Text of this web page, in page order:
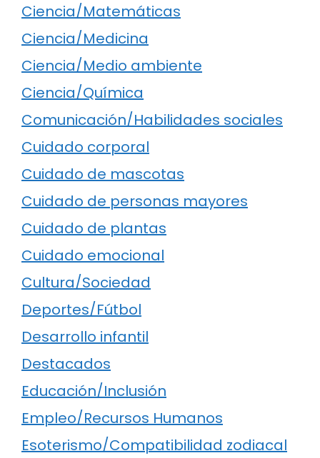
Ciencia/Matemáticas
Ciencia/Medicina
Ciencia/Medio ambiente
Ciencia/Química
Comunicación/Habilidades sociales
Cuidado corporal
Cuidado de mascotas
Cuidado de personas mayores
Cuidado de plantas
Cuidado emocional
Cultura/Sociedad
Deportes/Fútbol
Desarrollo infantil
Destacados
Educación/Inclusión
Empleo/Recursos Humanos
Esoterismo/Compatibilidad zodiacal